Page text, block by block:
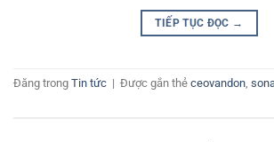
TIẾP TỤC ĐỌC →
Đăng trong Tin tức | Được gắn thẻ ceovandon,